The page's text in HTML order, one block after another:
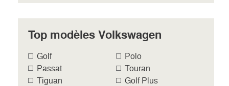
Top modèles Volkswagen
Golf
Polo
Passat
Touran
Tiguan
Golf Plus